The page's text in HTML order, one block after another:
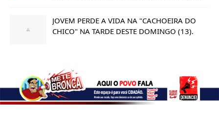
JOVEM PERDE A VIDA NA "CACHOEIRA DO
CHICO" NA TARDE DESTE DOMINGO (13).